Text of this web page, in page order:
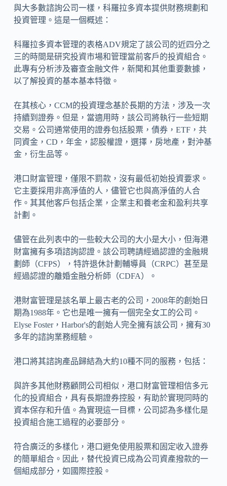
與大多數諮詢公司一樣，科羅拉多資本提供財務規劃和
投資管理。這是一個概述：
科羅拉多資本管理的表格ADV規定了該公司的近四分之
三的時間是研究投資市場和管理當前客戶的投資組合。
此專有分析涉及審查金融文件，新聞和其他重要數據，
以了解投資的基本基本特徵。
在其核心，CCM的投資理念基於長期的方法，涉及一次
持續到證券。但是，當適用時，該公司將執行一些短期
交易。公司通常使用的證券包括股票，債券，ETF，共
同資金，CD，年金，認股權證，選擇，房地產，對沖基
金，衍生品等。
港口財富管理，僅限不罰款，沒有最低初始投資要求。
它主要採用非高淨值的人，儘管它也與高淨值的人合
作。其其他客戶包括企業，企業主和養老金和盈利共享
計劃。
儘管在此列表中的一些較大公司的大小是大小，但海港
財富擁有多項諮詢認證。該公司聘請經過認證的金融規
劃師（CFPS），特許退休計劃輔導員（CRPC）甚至是
經過認證的離婚金融分析師（CDFA）。
港財富管理是該名單上最古老的公司，2008年的創始日
期為1988年。它也是唯一擁有一個完全女工的公司。
Elyse Foster，Harbor's的創始人完全擁有該公司，擁有30
多年的諮詢業務經驗。
港口將其諮詢產品歸結為大約10種不同的服務，包括：
與許多其他財務顧問公司相似，港口財富管理相信多元
化的投資組合，具有長期證券控股，有助於實現同時的
資本保存和升值。為實現這一目標，公司認為多樣化是
投資組合施工過程的必要部分。
符合廣泛的多樣化，港口避免使用股票和固定收入證券
的簡單組合。因此，替代投資已成為公司資產撥款的一
個組成部分，如國際控股。